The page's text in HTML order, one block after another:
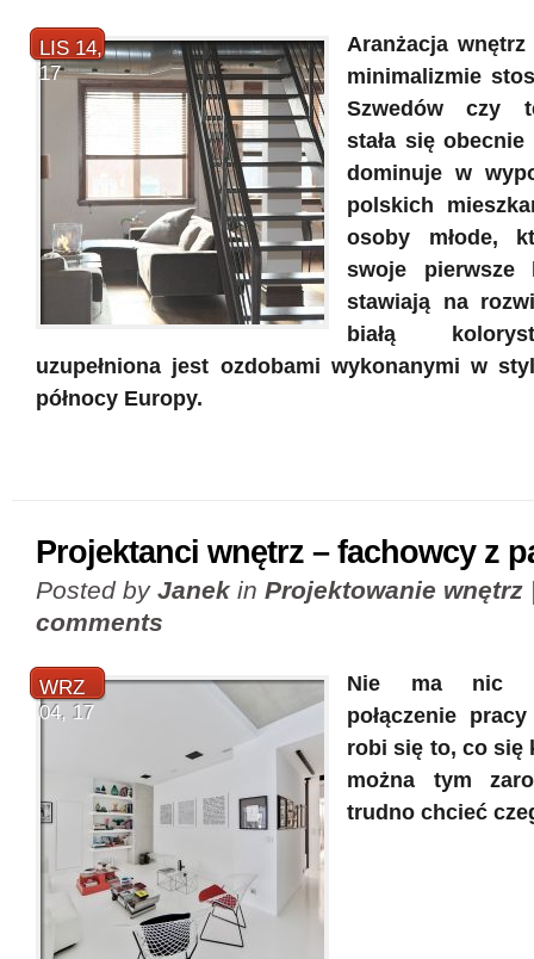
LIS 14,
17
Aranżacja
minimalizmie
Szwedów czy
stała się
dominuje w
polskich
osoby młode,
swoje pierwsze
stawiają na
białą
uzupełniona jest ozdobami wykonanymi w
północy Europy.
Projektanci wnętrz – fachowcy z
Posted by Janekin Projektowanie wnętrz
comments
WRZ
04, 17
Nie ma nic
połączenie
robi się to, co się
można tym
trudno chcieć